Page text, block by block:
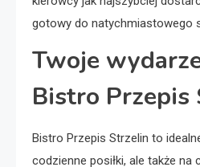
gotowy do natychmiastowego
Twoje
Bistro Przepis
Bistro Przepis Strzelin to
codzienne posiłki, ale także na